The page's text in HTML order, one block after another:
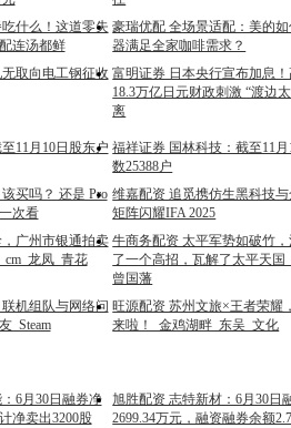
什么！这道零失
连汤都鲜
豪瑞优配 全场景适配：美的
器满足全家咖啡需求？
取向电工钢征收 富明证券 日本央行宣布加息
18.3万亿日元财政刺激 “渡边
离
11月10日股东户 福祥证券 国林科技：截至11
数25388户
买吗？ 还是 Pro
次看
维嘉配资 追觅携仿生黑科技
矩阵闪耀IFA 2025
广州市银通拍卖
龙凤_青花
牛商务配资 太平军势如破竹
了一个高招，瓦解了太平天国
曾国藩
机组队与网络问
_Steam
旺源配资 苏州文旅×王者荣耀
来啦！_金鸡湖畔_东吴_文化
6月30日融券净
净卖出3200股
旭胜配资 志特新材：6月30日
2699.34万元，融资融券余额